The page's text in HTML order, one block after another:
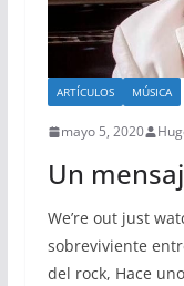
ARTÍCULOS MÚSICA
mayo 5, 2020
Un
We’re out just
sobreviviente
del rock, Hace